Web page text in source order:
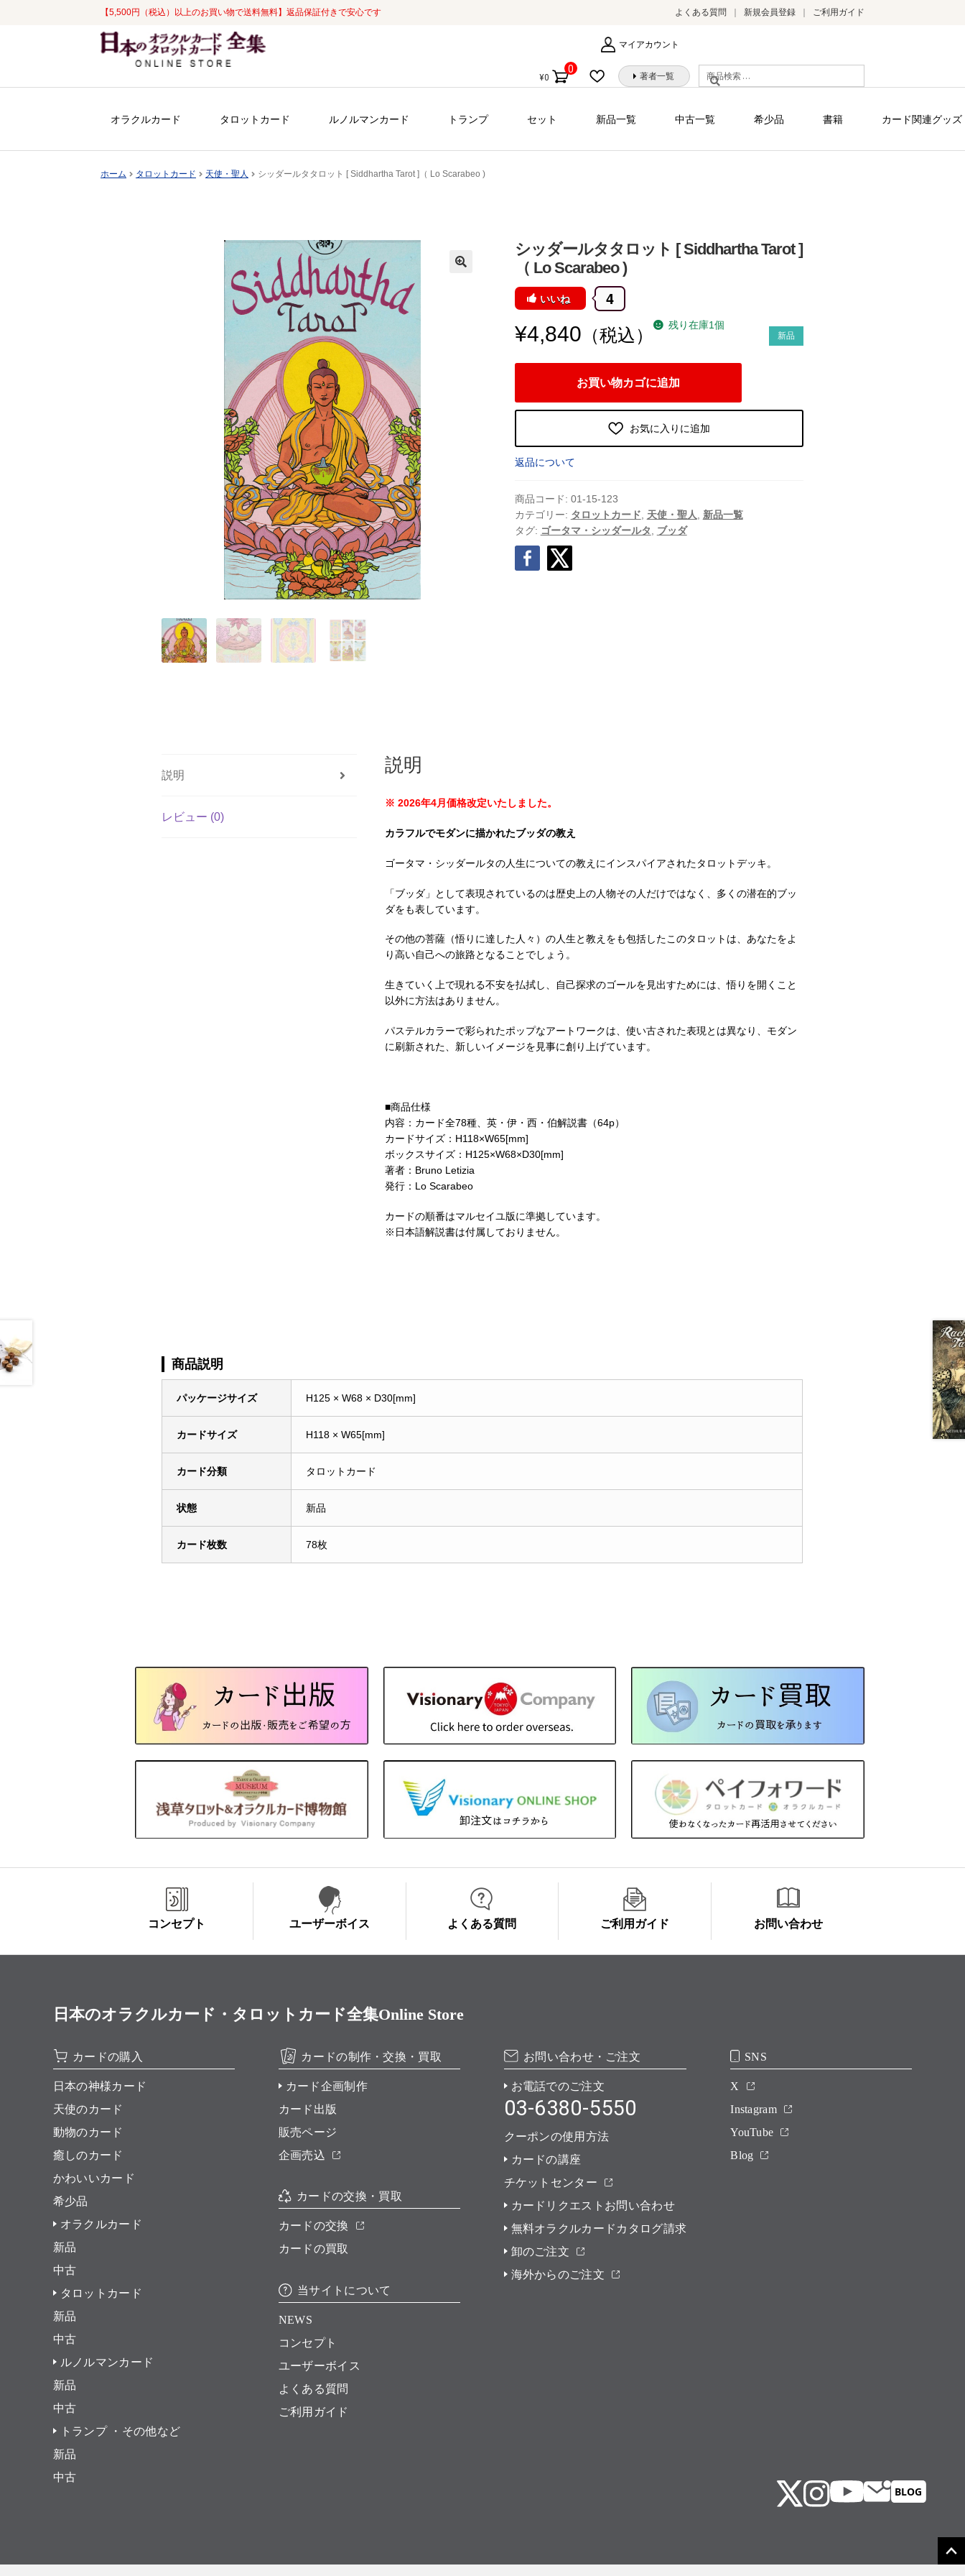
【5,500円（税込）以上のお買い物で送料無料】返品保証付きで安心です よくある質問 新規会員登録 ご利用ガイド
ナ
ビ
ン
コ
ン
ス
マイアカウント
検
索
象:
著者一覧
¥0
0
個
オラクルカード タロットカード ルノルマンカード トランプ セット 新品一覧 中古一覧 希少品 書籍 カード関連グッズ
ホーム タロットカード 天使・聖人 シッダールタタロット [ Siddhartha Tarot ]（ Lo Scarabeo )
シッダールタタロット [ Siddhartha Tarot ]
（ Lo Scarabeo )
いいね 4
新品
¥4,840 （税込） 残り在庫1個
ダ
ル
タ
ロ
ッ
ト
[
Siddhartha
お買い物カゴに追加
お気に入りに追加
返品について
商品コード: 01-15-123
カテゴリー: タロットカード, 天使・聖人, 新品一覧
タグ: ゴータマ・シッダールタ, ブッダ
説明
レビュー (0)
説明
※ 2026年4月 価格改定いたしました。
カラフルでモダンに描かれたブッダの教え
ゴータマ・シッダールタの人生についての教えにインスパイアされたタロットデッキ。
「ブッダ」として表現されているのは歴史上の人物その人だけではなく、多くの潜在的ブッ
ダをも表しています。
その他の菩薩（悟りに達した人々）の人生と教えをも包括したこのタロットは、あなたをよ
り高い自己への旅路となることでしょう。
生きていく上で現れる不安を払拭し、自己探求のゴールを見出すためには、悟りを開くこと
以外に方法はありません。
パステルカラーで彩られたポップなアートワークは、使い古された表現とは異なり、モダン
に刷新された、新しいイメージを見事に創り上げています。
■商品仕様
内容：カード全78種、英・伊・西・伯解説書（64p）
カードサイズ：H118×W65[mm]
ボックスサイズ：H125×W68×D30[mm]
著者：Bruno Letizia
発行：Lo Scarabeo
カードの順番はマルセイユ版に準拠しています。
※日本語解説書は付属しておりません。
商品説明
パッケージサイズ H125 × W68 × D30[mm]
カードサイズ H118 × W65[mm]
カード分類 タロットカード
状態 新品
カード枚数 78枚
コンセプト ユーザーボイス よくある質問 ご利用ガイド お問い合わせ
日本のオラクルカード・タロットカード全集Online Store
カードの購入
日本の神様カード
天使のカード
動物のカード
癒しのカード
かわいいカード
希少品
オラクルカード
新品
中古
タロットカード
新品
中古
ルノルマンカード
新品
中古
トランプ ・その他など
新品
中古
カードの制作・交換・買取
カード企画制作
カード出版
販売ページ
企画売込
カードの交換・買取
カードの交換
カードの買取
当サイトについて
NEWS
コンセプト
ユーザーボイス
よくある質問
ご利用ガイド
お問い合わせ・ご注文
お電話でのご注文
03-6380-5550
クーポンの使用方法
カードの講座
チケットセンター
カードリクエストお問い合わせ
無料オラクルカードカタログ請求
卸のご注文
海外からのご注文
SNS
X
Instagram
YouTube
Blog